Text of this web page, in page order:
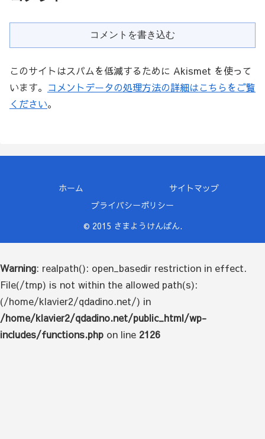
コメントを書き込む
このサイトはスパムを低減するために Akismet を使って
います。 コメントデータの処理方法の詳細はこちらをご覧
ください。
ホーム
サイトマップ
プライバシーポリシー
© 2015 さまようけんばん.
Warning: realpath(): open_basedir restriction in effect.
File(/tmp) is not within the allowed path(s):
(/home/klavier2/qdadino.net/) in
/home/klavier2/qdadino.net/public_html/wp-
includes/functions.php on line 2126